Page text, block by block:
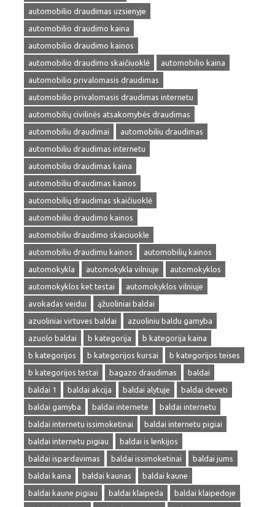
automobilio draudimas uzsienyje
automobilio draudimo kaina
automobilio draudimo kainos
automobilio draudimo skaičiuoklė
automobilio kaina
automobilio privalomasis draudimas
automobilio privalomasis draudimas internetu
automobilių civilinės atsakomybės draudimas
automobiliu draudimai
automobiliu draudimas
automobiliu draudimas internetu
automobiliu draudimas kaina
automobiliu draudimas kainos
automobilių draudimas skaičiuoklė
automobiliu draudimo kainos
automobiliu draudimo skaiciuokle
automobiliu draudimu kainos
automobilių kainos
automokykla
automokykla vilniuje
automokyklos
automokyklos ket testai
automokyklos vilniuje
avokadas veidui
ąžuoliniai baldai
azuoliniai virtuves baldai
azuoliniu baldu gamyba
azuolo baldai
b kategorija
b kategorija kaina
b kategorijos
b kategorijos kursai
b kategorijos teises
b kategorijos testai
bagazo draudimas
baldai
baldai 1
baldai akcija baldai alytuje
baldai deveti
baldai gamyba
baldai internete
baldai internetu
baldai internetu issimoketinai
baldai internetu pigiai
baldai internetu pigiau
baldai is lenkijos
baldai ispardavimas
baldai issimoketinai
baldai jums
baldai kaina
baldai kaunas
baldai kaune
baldai kaune pigiau
baldai klaipeda
baldai klaipedoje